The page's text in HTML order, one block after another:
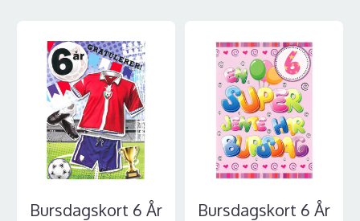
Bursdagskort 6 År
Bursdagskort 6 År